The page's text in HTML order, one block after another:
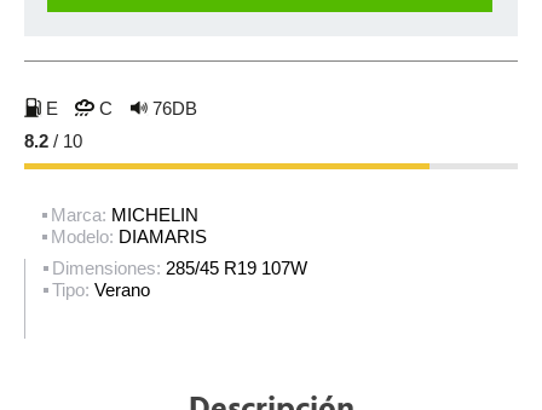
E C
76DB
8.2 / 10
Marca: MICHELIN
Modelo: DIAMARIS
Dimensiones: 285/45 R19 107W
Tipo: Verano